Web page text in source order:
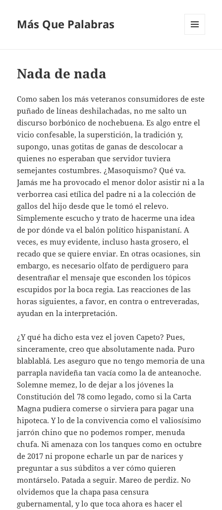
Más Que Palabras
Nada de nada
Como saben los más veteranos consumidores de este
puñado de líneas deshilachadas, no me salto un
discurso borbónico de nochebuena. Es algo entre el
vicio confesable, la superstición, la tradición y,
supongo, unas gotitas de ganas de descolocar a
quienes no esperaban que servidor tuviera
semejantes costumbres. ¿Masoquismo? Qué va.
Jamás me ha provocado el menor dolor asistir ni a la
verborrea casi etílica del padre ni a la colección de
gallos del hijo desde que le tomó el relevo.
Simplemente escucho y trato de hacerme una idea
de por dónde va el balón político hispanistaní. A
veces, es muy evidente, incluso hasta grosero, el
recado que se quiere enviar. En otras ocasiones, sin
embargo, es necesario olfato de perdiguero para
desentrañar el mensaje que esconden los tópicos
escupidos por la boca regia. Las reacciones de las
horas siguientes, a favor, en contra o entreveradas,
ayudan en la interpretación.
¿Y qué ha dicho esta vez el joven Capeto? Pues,
sinceramente, creo que absolutamente nada. Puro
blablablá. Les aseguro que no tengo memoria de una
parrapla navideña tan vacía como la de anteanoche.
Solemne memez, lo de dejar a los jóvenes la
Constitución del 78 como legado, como si la Carta
Magna pudiera comerse o sirviera para pagar una
hipoteca. Y lo de la convivencia como el valiosísimo
jarrón chino que no podemos romper, menuda
chufa. Ni amenaza con los tanques como en octubre
de 2017 ni propone echarle un par de narices y
preguntar a sus súbditos a ver cómo quieren
montárselo. Patada a seguir. Mareo de perdiz. No
olvidemos que la chapa pasa censura
gubernamental, y lo que toca ahora es hacer el